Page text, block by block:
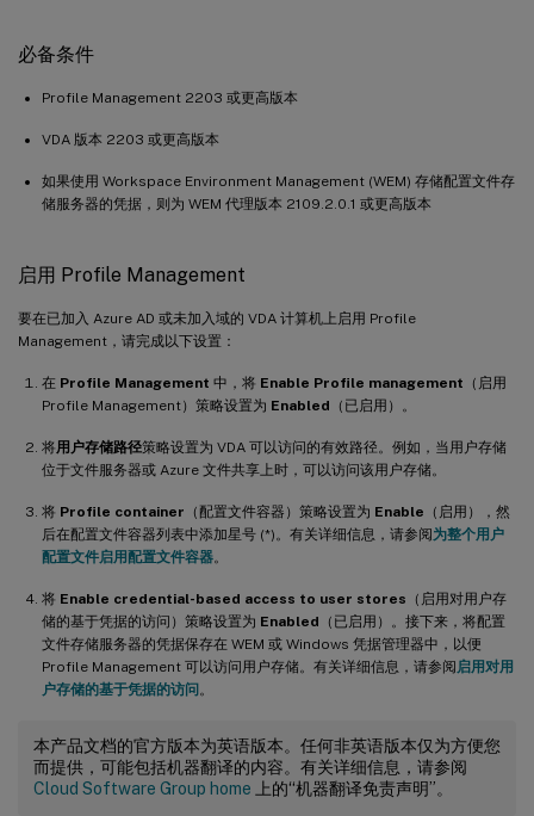
必备条件
Profile Management 2203 或更高版本
VDA 版本 2203 或更高版本
如果使用 Workspace Environment Management (WEM) 存储配置文件存
储服务器的凭据，则为 WEM 代理版本 2109.2.0.1 或更高版本
启用 Profile Management
要在已加入 Azure AD 或未加入域的 VDA 计算机上启用 Profile
Management，请完成以下设置：
在 Profile Management 中，将 Enable Profile management （启用
Profile Management）策略设置为 Enabled （已启用）。
将用户存储路径策略设置为 VDA 可以访问的有效路径。例如，当用户存储
位于文件服务器或 Azure 文件共享上时，可以访问该用户存储。
将 Profile container （配置文件容器）策略设置为 Enable （启用），然
后在配置文件容器列表中添加星号 (*)。有关详细信息，请参阅为整个用户
配置文件启用配置文件容器。
将 Enable credential-based access to user stores （启用对用户存
储的基于凭据的访问）策略设置为 Enabled （已启用）。接下来，将配置
文件存储服务器的凭据保存在 WEM 或 Windows 凭据管理器中，以便
Profile Management 可以访问用户存储。有关详细信息，请参阅 启用对用
户存储的基于凭据的访问。
本产品文档的官方版本为英语版本。任何非英语版本仅为方便您
而提供，可能包括机器翻译的内容。有关详细信息，请参阅
Cloud Software Group home 上的“机器翻译免责声明”。